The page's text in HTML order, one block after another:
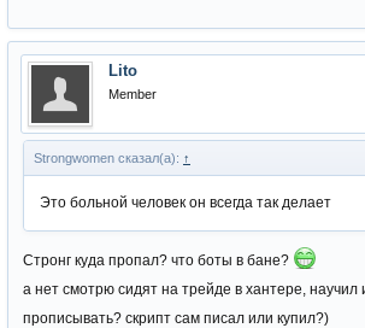
Lito
Member
Strongwomen сказал(а): ↑
Это больной человек он всегда так делает
Стронг куда пропал? что боты в бане?
а нет смотрю сидят на трейде в хантере, научил
прописывать? скрипт сам писал или купил?)